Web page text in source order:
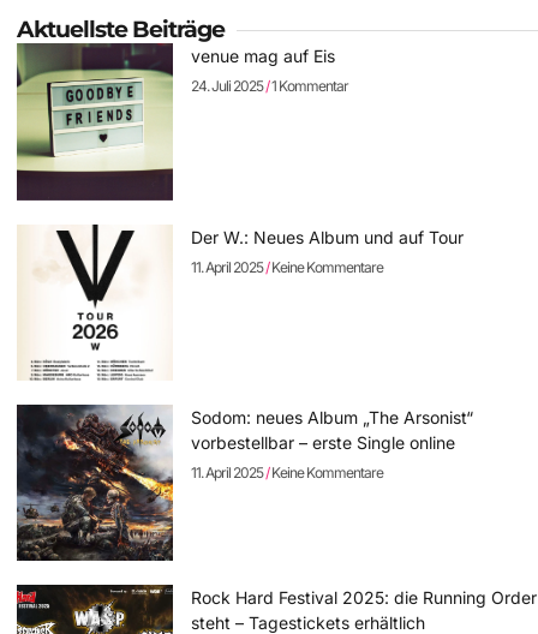
Aktuellste Beiträge
venue mag auf Eis
24. Juli 2025 1 Kommentar
Der W.: Neues Album und auf Tour
11. April 2025 Keine Kommentare
Sodom: neues Album „The Arsonist“
vorbestellbar – erste Single online
11. April 2025 Keine Kommentare
Rock Hard Festival 2025: die Running Order
steht – Tagestickets erhältlich